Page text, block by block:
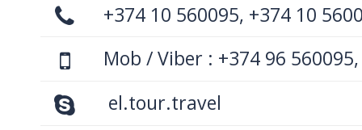
+374 10 560095, +374 10
Mob / Viber : +374 96
el.tour.travel